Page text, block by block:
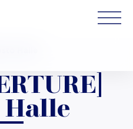
Halle
Halle